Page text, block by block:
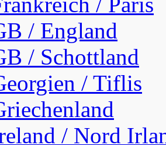
/ England
/ Schottland
/ Tiflis
/ Nord